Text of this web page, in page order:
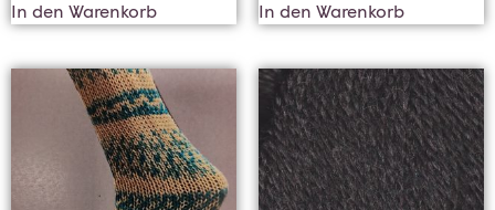
In den Warenkorb In den Warenkorb